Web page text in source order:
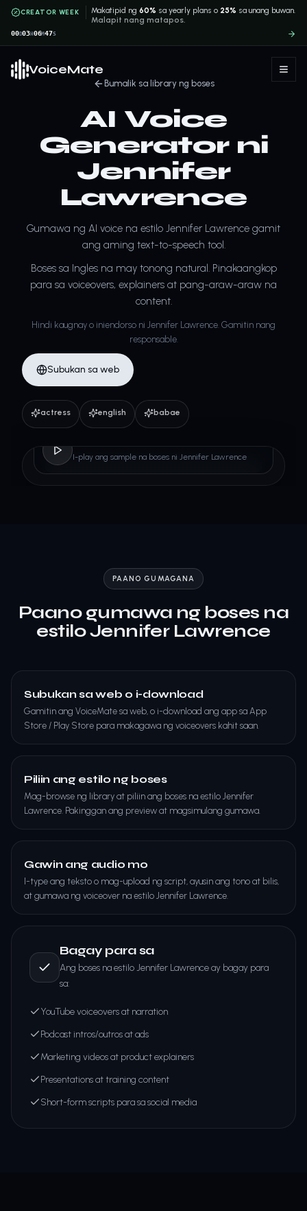
CREATOR WEEK Makatipid ng60% sa yearly plans o 25% sa unang buwan.
Malapit nang matapos.
00D03H 06M47S
VoiceMate
Bumalik sa library ng boses
AI Voice
Generator ni
Jennifer
Lawrence
Gumawa ng AI voice na estilo Jennifer Lawrence gamit
ang aming text-to-speech tool.
Boses sa Ingles na may tonong natural. Pinakaangkop
para sa voiceovers, explainers at pang-araw-araw na
content.
Hindi kaugnay o iniendorso ni Jennifer Lawrence. Gamitin nang
responsable.
Subukan sa web
actress english babae
I-play ang sample na boses ni Jennifer Lawrence
PAANO GUMAGANA
Paano gumawa ng boses na
estilo Jennifer Lawrence
Subukan sa web o i-download
Gamitin ang VoiceMate sa web, o i-download ang app sa App
Store / Play Store para makagawa ng voiceovers kahit saan.
Piliin ang estilo ng boses
Mag-browse ng library at piliin ang boses na estilo Jennifer
Lawrence. Pakinggan ang preview at magsimulang gumawa.
Gawin ang audio mo
I-type ang teksto o mag-upload ng script, ayusin ang tono at bilis,
at gumawa ng voiceover na estilo Jennifer Lawrence.
Bagay para sa
Ang boses na estilo Jennifer Lawrence ay bagay para
sa:
YouTube voiceovers at narration
Podcast intros/outros at ads
Marketing videos at product explainers
Presentations at training content
Short-form scripts para sa social media